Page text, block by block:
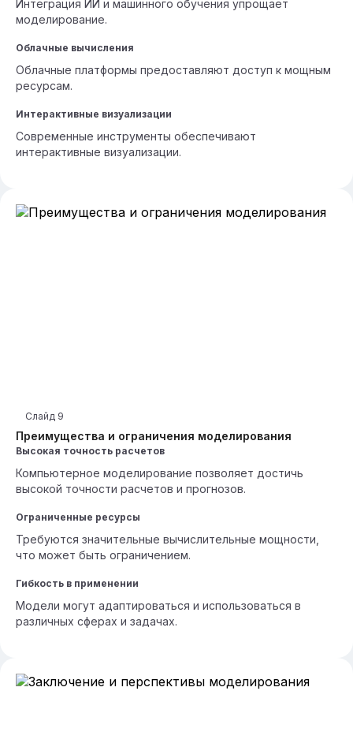
Интеграция ИИ и машинного обучения упрощает
моделирование.
Облачные вычисления
Облачные платформы предоставляют доступ к мощным
ресурсам.
Интерактивные визуализации
Современные инструменты обеспечивают
интерактивные визуализации.
Преимущества и ограничения моделирования
Слайд 9
Высокая точность расчетов
Компьютерное моделирование позволяет достичь
высокой точности расчетов и прогнозов.
Ограниченные ресурсы
Требуются значительные вычислительные мощности,
что может быть ограничением.
Гибкость в применении
Модели могут адаптироваться и использоваться в
различных сферах и задачах.